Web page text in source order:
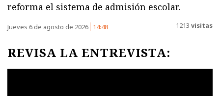
reforma el sistema de admisión escolar.
Jueves 6 de agosto de 2026 14:48 1213 visitas
REVISA LA ENTREVISTA: